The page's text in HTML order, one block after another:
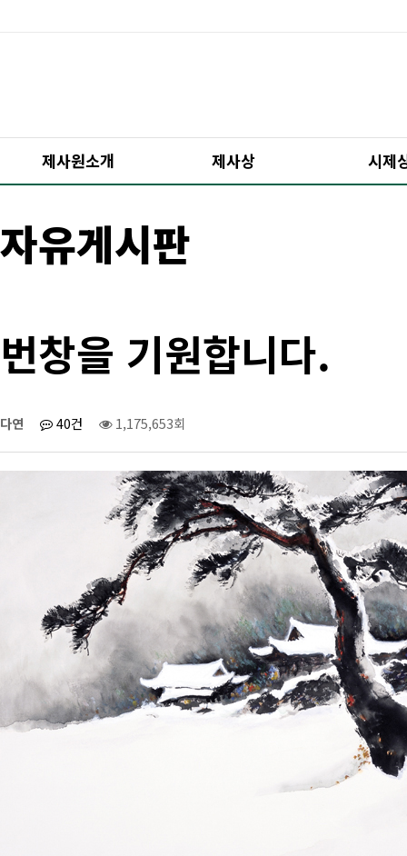
제사원소개 제사상 시제
자유게시판
번창을 기원합니다.
다연 40건 1,175,653회